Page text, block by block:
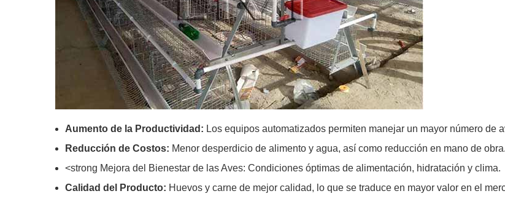
Aumento de la Productividad: Los equipos automatizados permiten manejar un mayor número de
Reducción de Costos: Menor desperdicio de alimento y agua, así como reducción en mano de obra.
<strong Mejora del Bienestar de las Aves: Condiciones óptimas de alimentación, hidratación y clima.
Calidad del Producto: Huevos y carne de mejor calidad, lo que se traduce en mayor valor en el